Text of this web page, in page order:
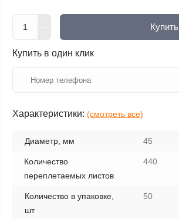
Купить
Купить в один клик
Характеристики: (смотреть все)
Диаметр, мм 45
Количество
переплетаемых листов
440
Количество в упаковке,
шт
50